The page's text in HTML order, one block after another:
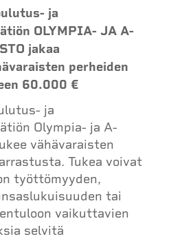
ja
OLYMPIA- JA A-
jakaa
perheiden
60.000 €
ja
Olympia- ja A-
vähävaraisten
Tukea voivat
työttömyyden,
tai
vaikuttavien
selvitä